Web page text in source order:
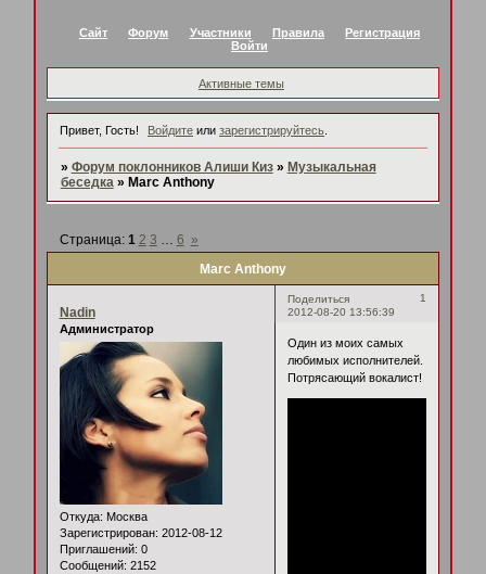
Сайт Форум Участники Правила
Регистрация
Войти
Активные темы
Привет, Гость! Войдите илизарегистрируйтесь
» Форум поклонников Алиши Киз » Музыкальная
беседка » Marc Anthony
Marc Anthony
Страница: 1 2 3 … 6 »
Поделиться
1
2012-08-20 13:56:39
Nadin
Администратор
Откуда: Москва
Зарегистрирован: 2012-08-12
Приглашений: 0
Сообщений: 2152
Один из моих самых
любимых исполнителей.
Потрясающий вокалист!